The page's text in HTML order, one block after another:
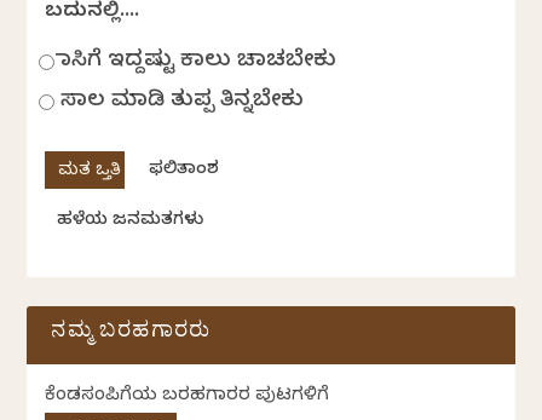
ಬದುಕಿನಲ್ಲಿ....
ಹಾಸಿಗೆ ಇದ್ದಷ್ಟು ಕಾಲು ಚಾಚಬೇಕು
ಸಾಲ ಮಾಡಿ ತುಪ್ಪ ತಿನ್ನಬೇಕು
ಫಲಿತಾಂಶ
ಹಳೆಯ ಜನಮತಗಳು
ನಮ್ಮ ಬರಹಗಾರರು
ಕೆಂಡಸಂಪಿಗೆಯ ಬರಹಗಾರರ ಪುಟಗಳಿಗೆ